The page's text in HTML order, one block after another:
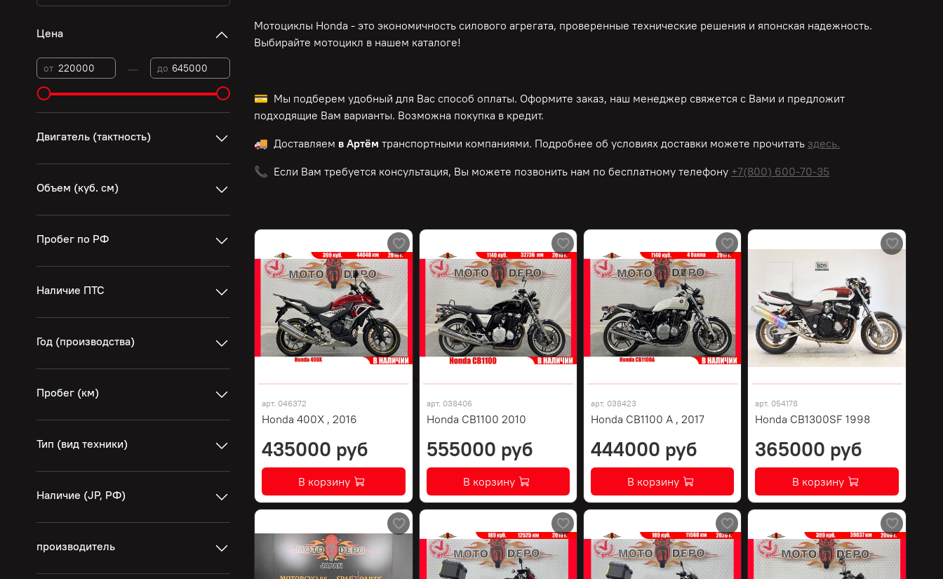
Мотоциклы Honda - это экономичность силового агрегата, проверенные технические решения ияпонская надежность.
Выбирайте мотоцикл в нашем каталоге!
💳 Мы подберем удобный для Вас способ оплаты. Оформите заказ, наш менеджер свяжется с Вами и предложит
подходящие Вам варианты. Возможна покупка в кредит.
🚚 Доставляем в Артём транспортными компаниями. Подробнее об условиях доставки можете прочитать здесь.
📞 Если Вам требуется консультация, Вы можете позвонить нам по бесплатномутелефону +7(800) 600-70-35
арт. 046372
Honda 400X , 2016
435000 руб
В корзину
арт. 038406
Honda CB1100 2010
555000 руб
В корзину
арт. 038423
Honda CB1100 A , 2017
444000 руб
В корзину
арт. 054178
Honda CB1300SF 1998
365000 руб
В корзину
Цена
от — до
Двигатель (тактность)
Объем (куб. см)
Пробег по РФ
Наличие ПТС
Год (производства)
Пробег (км)
Тип (вид техники)
Наличие (JP, РФ)
производитель